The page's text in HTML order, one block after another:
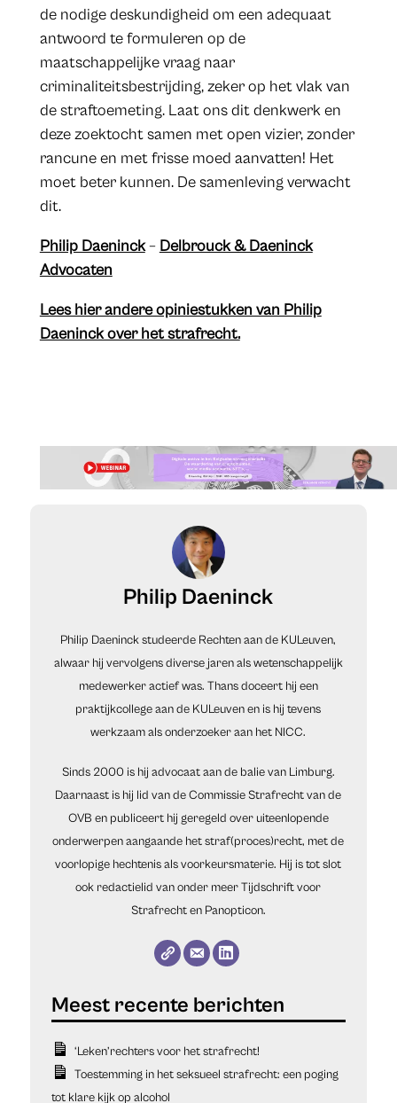
de nodige deskundigheid om een adequaat
antwoord te formuleren op de
maatschappelijke vraag naar
criminaliteitsbestrijding, zeker op het vlak van
de straftoemeting. Laat ons dit denkwerk en
deze zoektocht samen met open vizier, zonder
rancune en met frisse moed aanvatten! Het
moet beter kunnen. De samenleving verwacht
dit.
Philip Daeninck– Delbrouck & Daeninck
Advocaten
Lees hier andere opiniestukken van Philip
Daeninck over het strafrecht.
Philip Daeninck
Philip Daeninck studeerde Rechten aan de KULeuven,
alwaar hij vervolgens diverse jaren als wetenschappelijk
medewerker actief was. Thans doceert hij een
praktijkcollege aan de KULeuven en is hij tevens
werkzaam als onderzoeker aan het NICC.
Sinds 2000 is hij advocaat aan de balie van Limburg.
Daarnaast is hij lid van de Commissie Strafrecht van de
OVB en publiceert hij geregeld over uiteenlopende
onderwerpen aangaande het straf(proces)recht, met de
voorlopige hechtenis als voorkeursmaterie. Hij is tot slot
ook redactielid van onder meer Tijdschrift voor
Strafrecht en Panopticon.
‘Leken’rechters voor het strafrecht!
Toestemming in het seksueel strafrecht: een poging
tot klare kijk op alcohol